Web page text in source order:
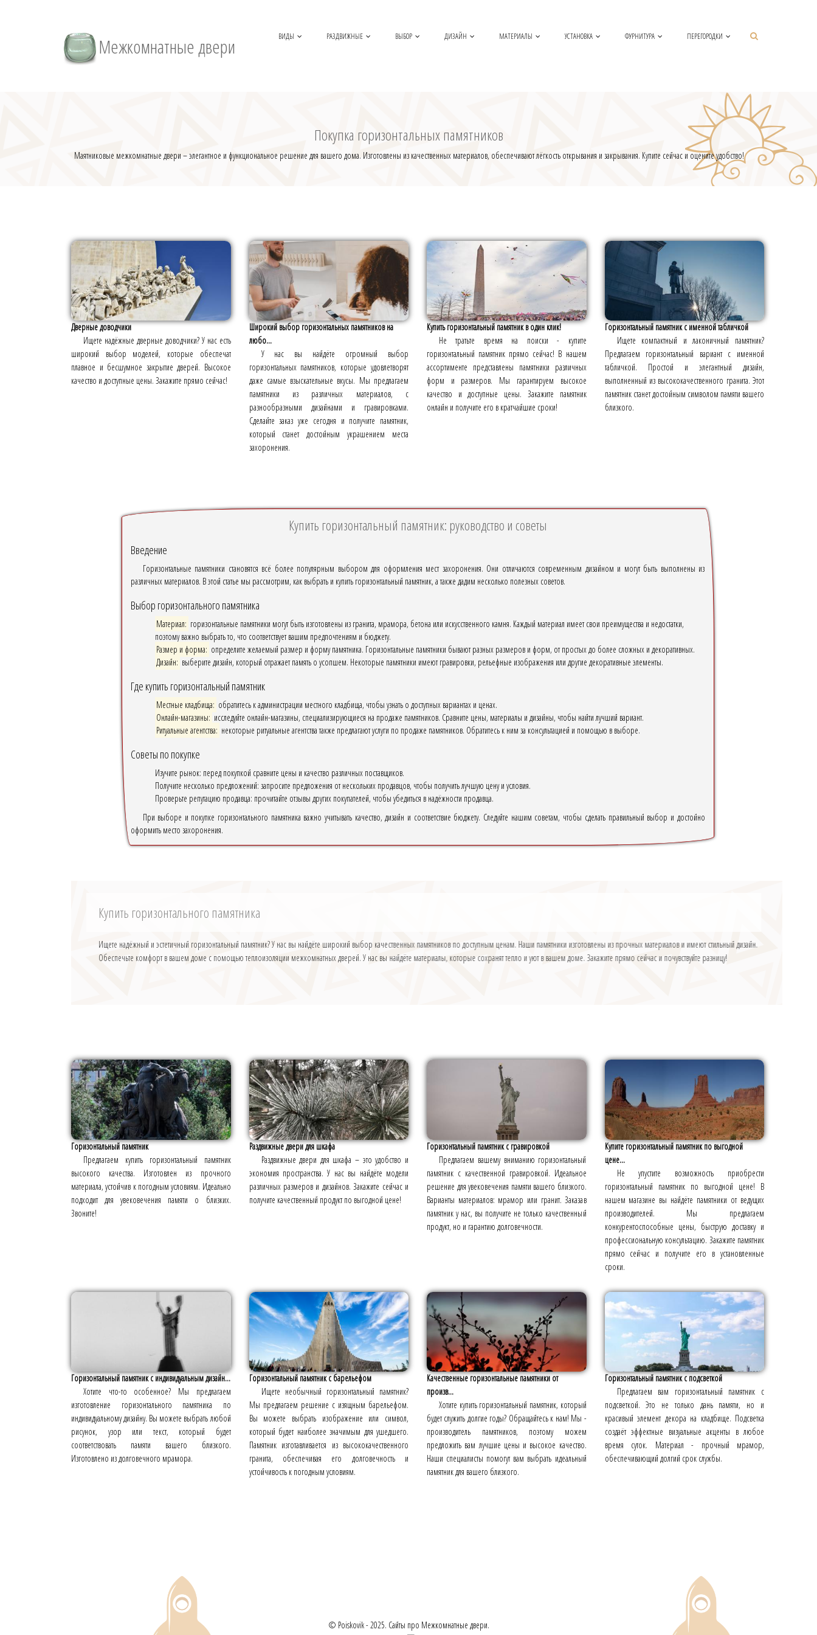
Межкомнатные двери ВИДЫ РАЗДВИЖНЫЕ ВЫБОР ДИЗАЙН МАТЕРИАЛЫ УСТАНОВКА ФУРНИТУРА ПЕРЕГОРОДКИ
Покупка горизонтальных памятников
Маятниковые межкомнатные двери – элегантное и функциональное решение для вашего дома. Изготовлены из качественных материалов, обеспечивают лёгкость открывания и закрывания. Купите сейчас и оцените удобство!
Дверные доводчики
Ищете надёжные дверные доводчики? У нас есть
широкий выбор моделей, которые обеспечат
плавное и бесшумное закрытие дверей. Высокое
качество и доступные цены. Закажите прямо сейчас!
Широкий выбор горизонтальных памятников на
любо...
У нас вы найдёте огромный выбор
горизонтальных памятников, которые удовлетворят
даже самые взыскательные вкусы. Мы предлагаем
памятники из различных материалов, с
разнообразными дизайнами и гравировками.
Сделайте заказ уже сегодня и получите памятник,
который станет достойным украшением места
захоронения.
Купить горизонтальный памятник в один клик!
Не тратьте время на поиски - купите
горизонтальный памятник прямо сейчас! В нашем
ассортименте представлены памятники различных
форм и размеров. Мы гарантируем высокое
качество и доступные цены. Закажите памятник
онлайн и получите его в кратчайшие сроки!
Горизонтальный памятник с именной табличкой
Ищете компактный и лаконичный памятник?
Предлагаем горизонтальный вариант с именной
табличкой. Простой и элегантный дизайн,
выполненный из высококачественного гранита. Этот
памятник станет достойным символом памяти вашего
близкого.
Купить горизонтальный памятник: руководство и советы
Введение
Горизонтальные памятники становятся всё более популярным выбором для оформления мест захоронения. Они отличаются современным дизайном и могут быть выполнены из
различных материалов. В этой статье мы рассмотрим, как выбрать и купить горизонтальный памятник, а также дадим несколько полезных советов.
Выбор горизонтального памятника
Материал: горизонтальные памятники могут быть изготовлены из гранита, мрамора, бетона или искусственного камня. Каждый материал имеет свои преимущества и недостатки,
поэтому важно выбрать то, что соответствует вашим предпочтениям и бюджету.
Размер и форма: определите желаемый размер и форму памятника. Горизонтальные памятники бывают разных размеров и форм, от простых до более сложных и декоративных.
Дизайн: выберите дизайн, который отражает память о усопшем. Некоторые памятники имеют гравировки, рельефные изображения или другие декоративные элементы.
Где купить горизонтальный памятник
Местные кладбища: обратитесь к администрации местного кладбища, чтобы узнать о доступных вариантах и ценах.
Онлайн-магазины: исследуйте онлайн-магазины, специализирующиеся на продаже памятников. Сравните цены, материалы и дизайны, чтобы найти лучший вариант.
Ритуальные агентства: некоторые ритуальные агентства также предлагают услуги по продаже памятников. Обратитесь к ним за консультацией и помощью в выборе.
Советы по покупке
Изучите рынок: перед покупкой сравните цены и качество различных поставщиков.
Получите несколько предложений: запросите предложения от нескольких продавцов, чтобы получить лучшую цену и условия.
Проверьте репутацию продавца: прочитайте отзывы других покупателей, чтобы убедиться в надёжности продавца.
При выборе и покупке горизонтального памятника важно учитывать качество, дизайн и соответствие бюджету. Следуйте нашим советам, чтобы сделать правильный выбор и достойно
оформить место захоронения.
Купить горизонтального памятника
Ищете надёжный и эстетичный горизонтальный памятник? У нас вы найдёте широкий выбор качественных памятников по доступным ценам. Наши памятники изготовлены из прочных материалов и имеют стильный дизайн.
Обеспечьте комфорт в вашем доме с помощью теплоизоляции межкомнатных дверей. У нас вы найдёте материалы, которые сохранят тепло и уют в вашем доме. Закажите прямо сейчас и почувствуйте разницу!
Горизонтальный памятник
Предлагаем купить горизонтальный памятник
высокого качества. Изготовлен из прочного
материала, устойчив к погодным условиям. Идеально
подходит для увековечения памяти о близких.
Звоните!
Раздвижные двери для шкафа
Раздвижные двери для шкафа – это удобство и
экономия пространства. У нас вы найдёте модели
различных размеров и дизайнов. Закажите сейчас и
получите качественный продукт по выгодной цене!
Горизонтальный памятник с гравировкой
Предлагаем вашему вниманию горизонтальный
памятник с качественной гравировкой. Идеальное
решение для увековечения памяти вашего близкого.
Варианты материалов: мрамор или гранит. Заказав
памятник у нас, вы получите не только качественный
продукт, но и гарантию долговечности.
Купите горизонтальный памятник по выгодной
цене...
Не упустите возможность приобрести
горизонтальный памятник по выгодной цене! В
нашем магазине вы найдёте памятники от ведущих
производителей. Мы предлагаем
конкурентоспособные цены, быструю доставку и
профессиональную консультацию. Закажите памятник
прямо сейчас и получите его в установленные
сроки.
Горизонтальный памятник с индивидуальным дизайн...
Хотите что-то особенное? Мы предлагаем
изготовление горизонтального памятника по
индивидуальному дизайну. Вы можете выбрать любой
рисунок, узор или текст, который будет
соответствовать памяти вашего близкого.
Изготовлено из долговечного мрамора.
Горизонтальный памятник с барельефом
Ищете необычный горизонтальный памятник?
Мы предлагаем решение с изящным барельефом.
Вы можете выбрать изображение или символ,
который будет наиболее значимым для ушедшего.
Памятник изготавливается из высококачественного
гранита, обеспечивая его долговечность и
устойчивость к погодным условиям.
Качественные горизонтальные памятники от
произв...
Хотите купить горизонтальный памятник, который
будет служить долгие годы? Обращайтесь к нам! Мы -
производитель памятников, поэтому можем
предложить вам лучшие цены и высокое качество.
Наши специалисты помогут вам выбрать идеальный
памятник для вашего близкого.
Горизонтальный памятник с подсветкой
Предлагаем вам горизонтальный памятник с
подсветкой. Это не только дань памяти, но и
красивый элемент декора на кладбище. Подсветка
создаёт эффектные визуальные акценты в любое
время суток. Материал - прочный мрамор,
обеспечивающий долгий срок службы.
© Poiskovik - 2025. Сайты про Межкомнатные двери.